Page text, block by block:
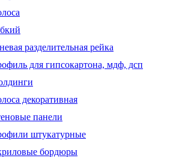
разделительная рейка
для гипсокартона, мдф, дсп
декоративная
панели
штукатурные
бордюры